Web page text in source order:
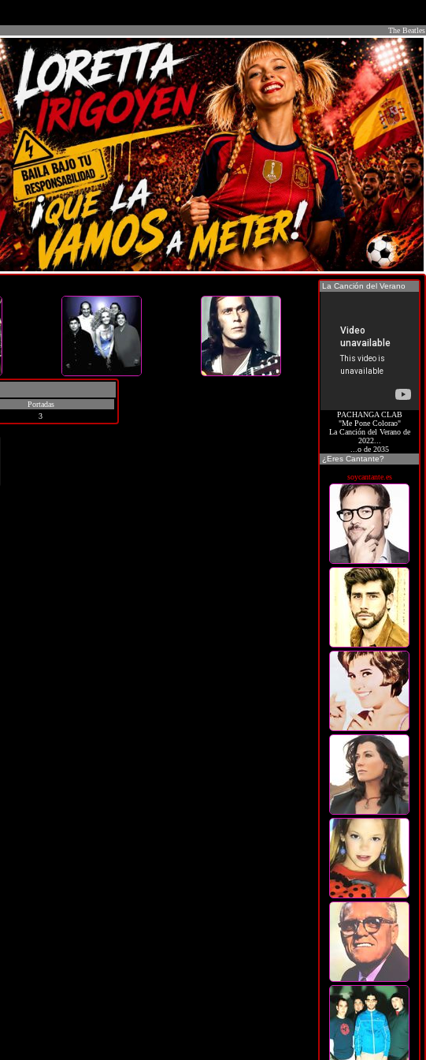
The Beatles
Portadas
3
La Canción del Verano
PACHANGA CLAB
"Me Pone Colorao"
La Canción del Verano de
2022...
...o de 2035
¿Eres Cantante?
soycantante.es